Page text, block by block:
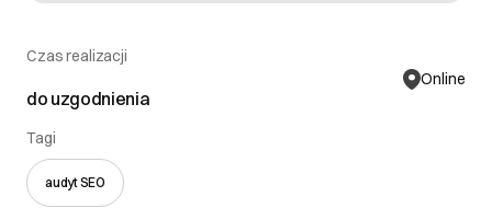
Czas realizacji
do uzgodnienia
Online
Tagi
audyt SEO